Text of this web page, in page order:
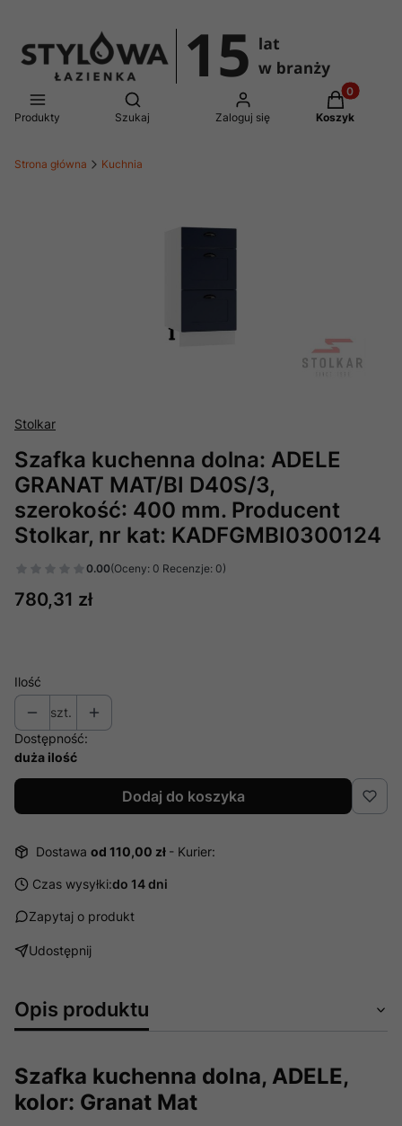
Produkty
Otwórz wyszukiwarkę
Szukaj Zaloguj się
Produkty
Koszyk
Strona główna Kuchnia
Stolkar
Szafka kuchenna dolna: ADELE
GRANAT MAT/BI D40S/3,
szerokość: 400 mm. Producent
Stolkar, nr kat: KADFGMBI0300124
0.00(Oceny: 0 Recenzje: 0)
Cena
780,31 zł
Ilość
szt.
Dostępność:
duża ilość
Dodaj do koszyka
Dostawa od 110,00 zł - Kurier:
Czas wysyłki:do 14 dni
Zapytaj o produkt
Udostępnij
Opis produktu
Szafka kuchenna dolna, ADELE,
kolor: Granat Mat